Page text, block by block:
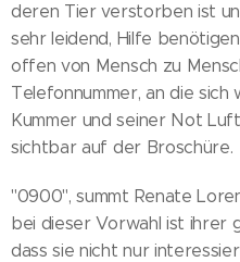
deren Tier verstorben ist
sehr leidend, Hilfe
offen von Mensch zu
Telefonnummer, an die sich
Kummer und seiner Not
sichtbar auf der Broschüre.
"0900", summt Renate
bei dieser Vorwahl ist ihrer
dass sie nicht nur